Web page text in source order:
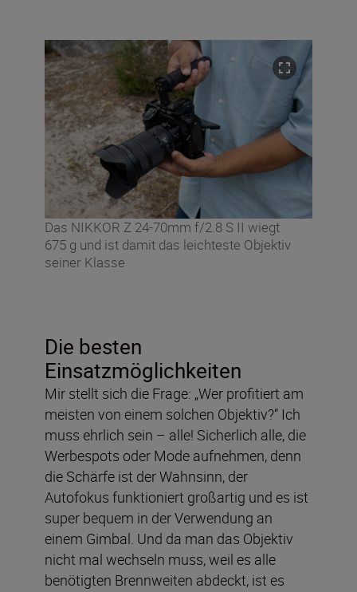
Das NIKKOR Z 24-70mm f/2.8 S II wiegt
675 g und ist damit das leichteste Objektiv
seiner Klasse
Die besten
Einsatzmöglichkeiten
Mir stellt sich die Frage: „Wer profitiert am
meisten von einem solchen Objektiv?“ Ich
muss ehrlich sein – alle! Sicherlich alle, die
Werbespots oder Mode aufnehmen, denn
die Schärfe ist der Wahnsinn, der
Autofokus funktioniert großartig und es ist
super bequem in der Verwendung an
einem Gimbal. Und da man das Objektiv
nicht mal wechseln muss, weil es alle
benötigten Brennweiten abdeckt, ist es